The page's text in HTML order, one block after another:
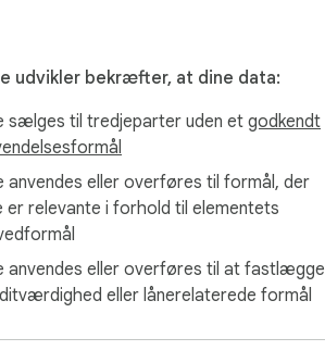
information secure and confidential.
X.
udvikler bekræfter, at dine data:
sælges til tredjeparter uden et godkendt
anvendes eller overføres til formål, der
er relevante i forhold til elementets
anvendes eller overføres til at fastlægge
eller lånerelaterede formål